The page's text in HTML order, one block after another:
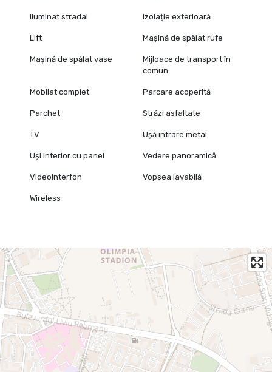
Iluminat stradal Izolație exterioară
Lift Mașină de spălat rufe
Mașină de spălat vase
Mijloace de transport în
comun
Mobilat complet Parcare acoperită
Parchet Străzi asfaltate
TV Ușă intrare metal
Uși interior cu panel Vedere panoramică
Videointerfon Vopsea lavabilă
Wireless